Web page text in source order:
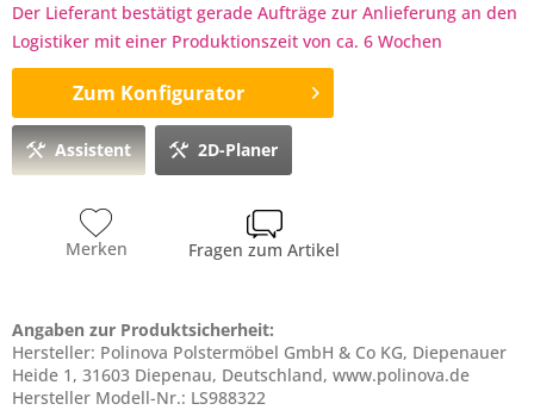
Der Lieferant bestätigt gerade Aufträge zur Anlieferung an den
Logistiker mit einer Produktionszeit von ca. 6 Wochen
Zum Konfigurator
Assistent 2D-Planer
Merken Fragen zum Artikel
Angaben zur Produktsicherheit:
Hersteller: Polinova Polstermöbel GmbH & Co KG, Diepenauer
Heide 1, 31603 Diepenau, Deutschland, www.polinova.de
Hersteller Modell-Nr.: LS988322